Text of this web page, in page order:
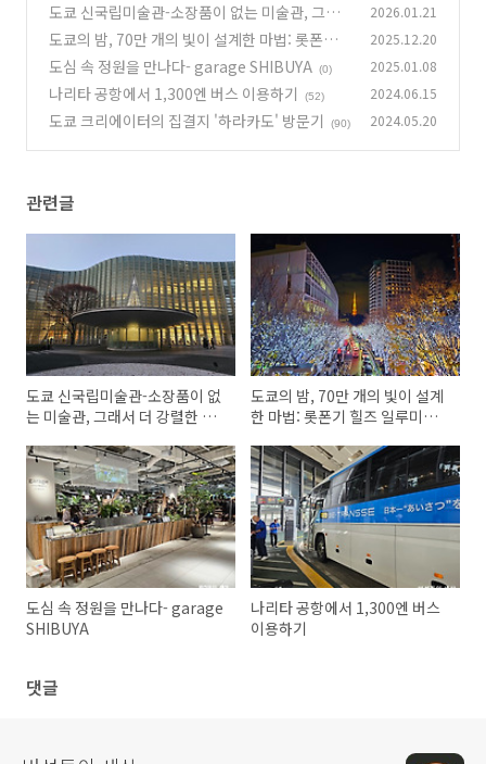
도쿄 신국립미술관-소장품이 없는 미술관, 그래
서 더 강렬한 공간
(1)
2026.01.21
도쿄의 밤, 70만 개의 빛이 설계한 마법: 롯폰기
힐즈 일루미네이션 2025 (2)
2025.12.20
도심 속 정원을 만나다- garage SHIBUYA (0) 2025.01.08
나리타 공항에서 1,300엔 버스 이용하기 (52) 2024.06.15
도쿄 크리에이터의 집결지 '하라카도' 방문기 (90) 2024.05.20
관련글
도쿄 신국립미술관-소장품이 없
는 미술관, 그래서 더 강렬한 공
도쿄의 밤, 70만 개의 빛이 설계
한 마법: 롯폰기 힐즈 일루미네
도심 속 정원을 만나다- garage
SHIBUYA
나리타 공항에서 1,300엔 버스
이용하기
댓글